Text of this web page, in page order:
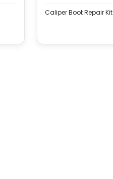
Caliper Boot Repair Kit